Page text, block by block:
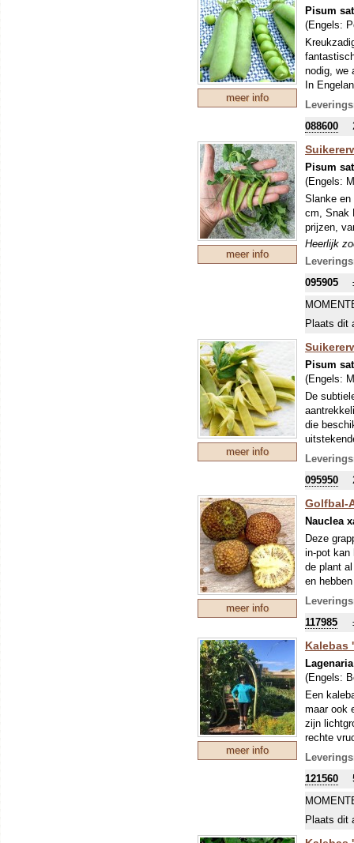
meer info
Pisum
(Engels:
nodig, we
In
Royal
halen
088600
meer info
Pisum
(Engels:
Slanke en
cm, Snak
prijzen,
Heerlijk
095905
Plaats dit
meer info
Pisum
(Engels:
De
die
rauw
bladeren
smaak.
Heerlijk
draad
095950
meer info
Golfbal-
Nauclea
Deze
in-pot kan
de plant
en
textuur
vruchten
geliefd bij
117985
meer info
Kalebas
(Engels:
Een
maar ook
zijn
rechte
langs de
hebt:
121560
Plaats dit